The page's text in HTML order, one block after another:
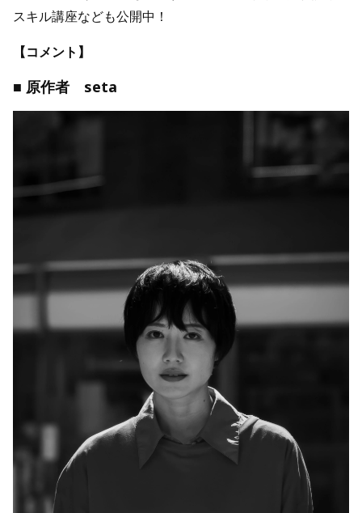
スキル講座なども公開中！
【コメント】
■ 原作者 seta